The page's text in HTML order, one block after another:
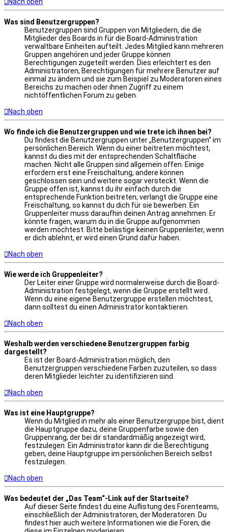
Was sind Benutzergruppen?
Benutzergruppen sind Gruppen von Mitgliedern, die die
Mitglieder des Boards in für die Board-Administration
verwaltbare Einheiten aufteilt. Jedes Mitglied kann mehreren
Gruppen angehören und jeder Gruppe können
Berechtigungen zugeteilt werden. Dies erleichtert es den
Administratoren, Berechtigungen für mehrere Benutzer auf
einmal zu ändern und sie zum Beispiel zu Moderatoren eines
Bereichs zu machen oder ihnen Zugriff zu einem
nichtöffentlichen Forum zu geben.
Nach oben
Wo finde ich die Benutzergruppen und wie trete ich ihnen bei?
Du findest die Benutzergruppen unter „Benutzergruppen“ im
persönlichen Bereich. Wenn du einer beitreten möchtest,
kannst du dies mit der entsprechenden Schaltfläche
machen. Nicht alle Gruppen sind allgemein offen. Einige
erfordern erst eine Freischaltung, andere können
geschlossen sein und weitere sogar versteckt. Wenn die
Gruppe offen ist, kannst du ihr einfach durch die
entsprechende Funktion beitreten; verlangt die Gruppe eine
Freischaltung, so kannst du dich für sie bewerben. Ein
Gruppenleiter muss daraufhin deinen Antrag annehmen. Er
könnte fragen, warum du in die Gruppe aufgenommen
werden möchtest. Bitte belästige keinen Gruppenleiter, wenn
er dich ablehnt, er wird einen Grund dafür haben.
Nach oben
Wie werde ich Gruppenleiter?
Der Leiter einer Gruppe wird normalerweise durch die Board-
Administration festgelegt, wenn die Gruppe erstellt wird.
Wenn du eine eigene Benutzergruppe erstellen möchtest,
dann solltest du einen Administrator kontaktieren.
Nach oben
Weshalb werden verschiedene Benutzergruppen farbig
dargestellt?
Es ist der Board-Administration möglich, den
Benutzergruppen verschiedene Farben zuzuteilen, so dass
deren Mitglieder leichter zu identifizieren sind.
Nach oben
Was ist eine Hauptgruppe?
Wenn du Mitglied in mehr als einer Benutzergruppe bist, dient
die Hauptgruppe dazu, deine Gruppenfarbe sowie den
Gruppenrang, der bei dir standardmäßig angezeigt wird,
festzulegen. Ein Administrator kann dir die Berechtigung
geben, deine Hauptgruppe im persönlichen Bereich selbst
festzulegen.
Nach oben
Was bedeutet der „Das Team“-Link auf der Startseite?
Auf dieser Seite findest du eine Auflistung des Forenteams,
einschließlich der Administratoren, der Moderatoren. Du
findest hier auch weitere Informationen wie die Foren, die